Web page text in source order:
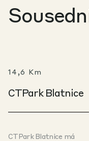
14,6 Km
CTPark Blatnice
CTPark Blatnice má